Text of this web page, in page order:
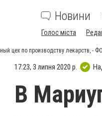
Новини
Голос міста
цех по производству лекарств, -
17:23, 3 липня 2020 р.
В